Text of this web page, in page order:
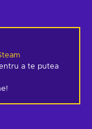
a te putea